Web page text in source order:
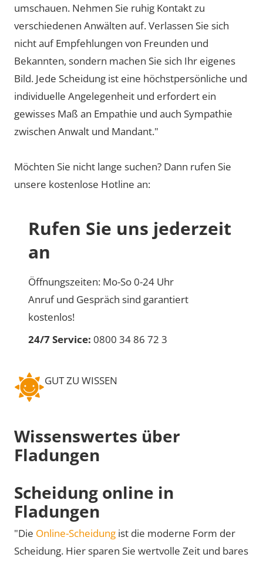
umschauen. Nehmen Sie ruhig Kontakt zu
verschiedenen Anwälten auf. Verlassen Sie sich
nicht auf Empfehlungen von Freunden und
Bekannten, sondern machen Sie sich Ihr eigenes
Bild. Jede Scheidung ist eine höchstpersönliche und
individuelle Angelegenheit und erfordert ein
gewisses Maß an Empathie und auch Sympathie
zwischen Anwalt und Mandant."
Möchten Sie nicht lange suchen? Dann rufen Sie
unsere kostenlose Hotline an:
Rufen Sie uns jederzeit
an
Öffnungszeiten: Mo-So 0-24 Uhr
Anruf und Gespräch sind garantiert
kostenlos!
24/7 Service: 0800 34 86 72 3
GUT ZU WISSEN
Wissenswertes über
Fladungen
Scheidung online in
Fladungen
"Die Online-Scheidung ist die moderne Form der
Scheidung. Hier sparen Sie wertvolle Zeit und bares